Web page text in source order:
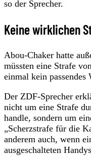
so der Sprecher.
Keine wirklichen
Abou-Chaker hatte
müssten eine Strafe
einmal kein passendes
Der ZDF-Sprecher
nicht um eine Strafe
handle, sondern um
„Scherzstrafe für die
anderem auch, wenn
ausgeschalteten